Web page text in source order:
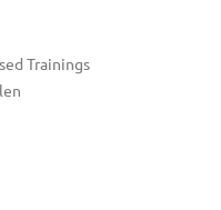
Trainings